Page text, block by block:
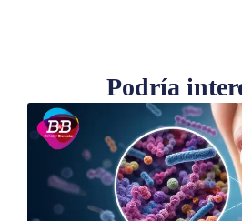
Podría